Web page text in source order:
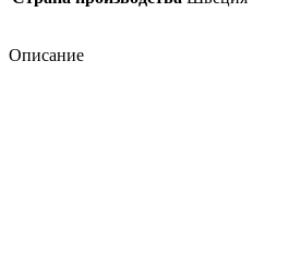
Описание